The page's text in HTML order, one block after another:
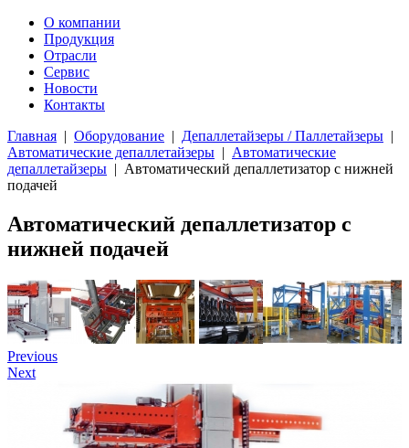
О компании
Продукция
Отрасли
Сервис
Новости
Контакты
Главная | Оборудование | Депаллетайзеры / Паллетайзеры |
Автоматические депаллетайзеры | Автоматические
депаллетайзеры | Автоматический депаллетизатор с нижней
подачей
Автоматический депаллетизатор с
нижней подачей
Previous
Next